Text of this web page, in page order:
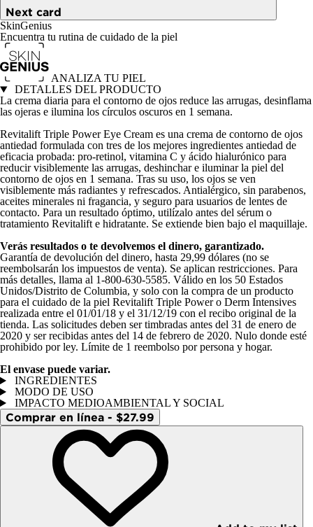
Next card
SkinGenius
Encuentra tu rutina de cuidado de la piel
ANALIZA TU PIEL
DETALLES DEL PRODUCTO
La crema diaria para el contorno de ojos reduce las arrugas, desinflama
las ojeras e ilumina los círculos oscuros en 1 semana.
Revitalift Triple Power Eye Cream es una crema de contorno de ojos
antiedad formulada con tres de los mejores ingredientes antiedad de
eficacia probada: pro-retinol, vitamina C y ácido hialurónico para
reducir visiblemente las arrugas, deshinchar e iluminar la piel del
contorno de ojos en 1 semana. Tras su uso, los ojos se ven
visiblemente más radiantes y refrescados. Antialérgico, sin parabenos,
aceites minerales ni ​fragancia, y seguro para usuarios de lentes de
contacto. Para un resultado óptimo, utilízalo antes del sérum o
tratamiento Revitalift e hidratante. Se extiende bien bajo el maquillaje.
Verás resultados o te devolvemos el dinero, garantizado.
Garantía de devolución del dinero, hasta 29,99 dólares (no se
reembolsarán los impuestos de venta). Se aplican restricciones. Para
más detalles, llama al 1-800-630-5585. Válido en los 50 Estados
Unidos/Distrito de Columbia, y solo con la compra de un producto
para el cuidado de la piel Revitalift Triple Power o Derm Intensives
realizada entre el 01/01/18 y el 31/12/19 con el recibo original de la
tienda. Las solicitudes deben ser timbradas antes del 31 de enero de
2020 y ser recibidas antes del 14 de febrero de 2020. Nulo donde esté
prohibido por ley. Límite de 1 reembolso por persona y hogar.
El envase puede variar.
INGREDIENTES
MODO DE USO
IMPACTO MEDIOAMBIENTAL Y SOCIAL
Comprar en línea - $27.99